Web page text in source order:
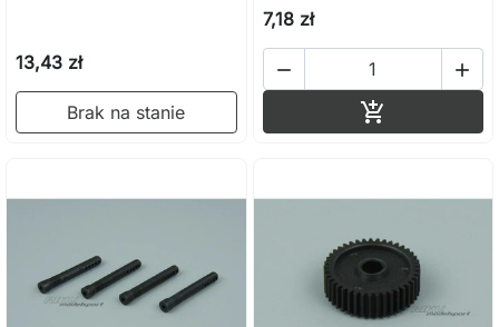
13,43 zł
Brak na stanie
7,18 zł
 
